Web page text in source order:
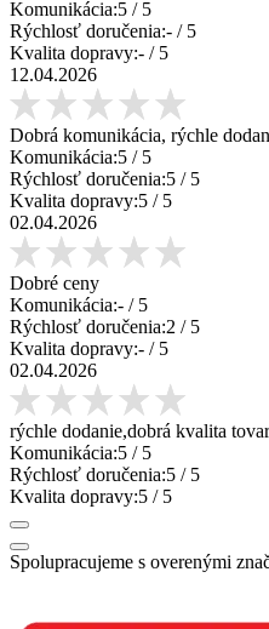
Komunikácia:5 / 5
Rýchlosť doručenia:- / 5
Kvalita dopravy:- / 5
12.04.2026
Dobrá komunikácia, rýchle
Komunikácia:5 / 5
Rýchlosť doručenia:5 / 5
Kvalita dopravy:5 / 5
02.04.2026
Dobré ceny
Komunikácia:- / 5
Rýchlosť doručenia:2 / 5
Kvalita dopravy:- / 5
02.04.2026
rýchle dodanie,dobrá kvalita
Komunikácia:5 / 5
Rýchlosť doručenia:5 / 5
Kvalita dopravy:5 / 5
Spolupracujeme s overenými